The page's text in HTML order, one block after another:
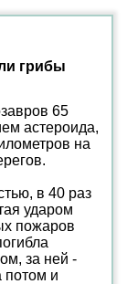
грибы
65
астероида,
на
в 40 раз
ударом
пожаров
за ней -
потом и